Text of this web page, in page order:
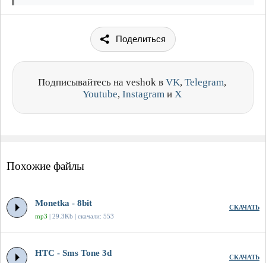
Поделиться
Подписывайтесь на veshok в VK, Telegram,
Youtube, Instagram и X
Похожие файлы
Monetka - 8bit
mp3 | 29.3Kb | скачали: 553
СКАЧАТЬ
HTC - Sms Tone 3d СКАЧАТЬ